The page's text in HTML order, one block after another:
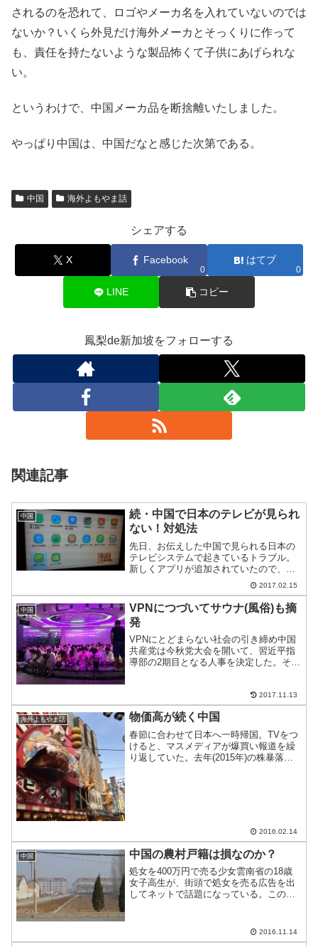
されるのを恐れて、ロゴやメーカ名を入れていないのでは
ないか？いくら外見だけ海外メーカとそっくりに作って
も、責任を持たないような製品怖くて子供にあげられな
い。
というわけで、中国メーカ品を断捨離いたしました。
やっぱり中国は、中国だなと感じた次第である。
中国 海外よもやま話
シェアする
X Facebook
0
はてブ
0
LINE コピー
鳳梨de新加坡をフォローする
関連記事
中国
続・中国で日本のテレビが見られ
ない！対処法
先日、お伝えした中国で見られる日本の
テレビシステムで起きているトラブル。
新しくアプリが追加されていたので、取
2017.02.15
中国
VPNにつづいてサウナ(風俗)も摘
発
VPNにとどまらない社会の引き締め中国
共産党は今秋党大会を開いて、習近平指
導部の2期目となる人事を決定した。その
月末から風紀取り締まりも本格化した。
一連の流れを追って...
2017.11.13
海外よもやま話 物価高が続く中国
春節に合わせて日本へ一時帰国。TVをつ
けると、マスメディアが爆買い報道を繰
り返していた。去年(2015年)の株暴落を
2016.02.14
中国 中国の農村戸籍は損なのか？
処女を400万円で売る少女雲南省の18歳
女子高生が、街頭で処女を売る広告を出
してネットで話題になっている。この少
2016.11.14